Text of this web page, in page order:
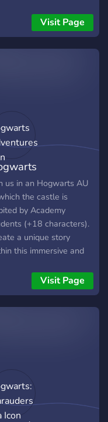
add more features
Visit Page
us in an Hogwarts AU
the castle is
by Academy
(+18 characters).
a unique story
this immersive and
plot with other
to solve the
and grow as
Visit Page